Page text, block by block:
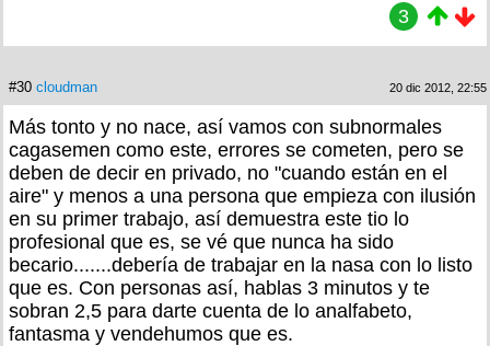
3
#30 cloudman 20 dic 2012, 22:55
Más tonto y no nace, así vamos con subnormales
cagasemen como este, errores se cometen, pero se
deben de decir en privado, no "cuando están en el
aire" y menos a una persona que empieza con ilusión
en su primer trabajo, así demuestra este tio lo
profesional que es, se vé que nunca ha sido
becario.......debería de trabajar en la nasa con lo listo
que es. Con personas así, hablas 3 minutos y te
sobran 2,5 para darte cuenta de lo analfabeto,
fantasma y vendehumos que es.